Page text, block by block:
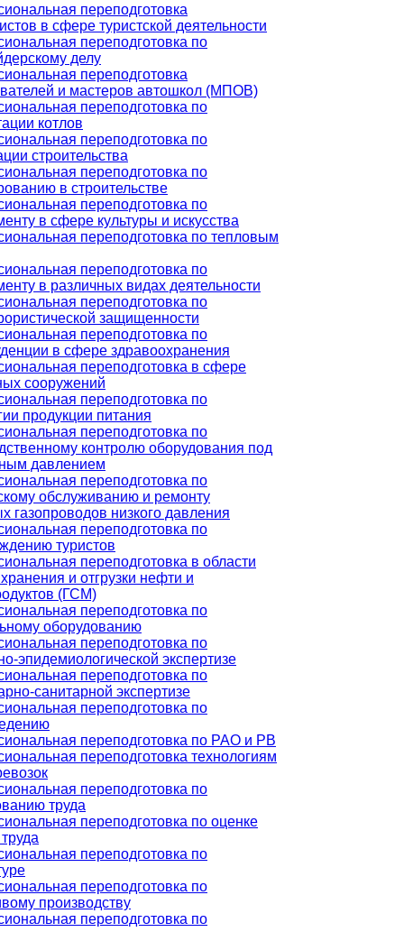
переподготовка
в сфере туристской деятельности
переподготовка по
делу
переподготовка
и мастеров автошкол (МПОВ)
переподготовка по
котлов
переподготовка по
строительства
переподготовка по
в строительстве
переподготовка по
в сфере культуры и искусства
переподготовка по тепловым
переподготовка по
в различных видах деятельности
переподготовка по
защищенности
переподготовка по
в сфере здравоохранения
переподготовка в сфере
сооружений
переподготовка по
продукции питания
переподготовка по
контролю оборудования под
давлением
переподготовка по
обслуживанию и ремонту
газопроводов низкого давления
переподготовка по
туристов
переподготовка в области
и отгрузки нефти и
(ГСМ)
переподготовка по
оборудованию
переподготовка по
эпидемиологической экспертизе
переподготовка по
санитарной экспертизе
переподготовка по
переподготовка по РАО и РВ
переподготовка технологиям
переподготовка по
труда
переподготовка по оценке
переподготовка по
переподготовка по
производству
переподготовка по